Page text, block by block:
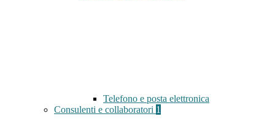
Telefono e posta elettronica
Consulenti e collaboratori 1